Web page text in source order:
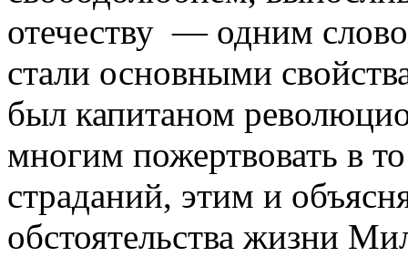
отечеству — одним
стали основными
был капитаном
многим пожертвовать в
страданий, этим и
обстоятельства жизни